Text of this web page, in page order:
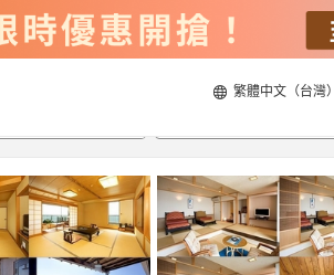
繁體中文（台灣）